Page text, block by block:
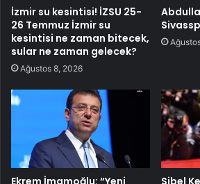
İzmir su kesintisi! İZSU 25-
26 Temmuz İzmir su
kesintisi ne zaman bitecek,
sular ne zaman gelecek?
Ağustos 8, 2026
Ekrem İmamoğlu: “Yeni
Sibel